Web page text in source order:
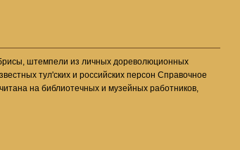
штемпели из личных дореволюционных
тул'ских и российских персон Справочное
на библиотечных и музейных работников,